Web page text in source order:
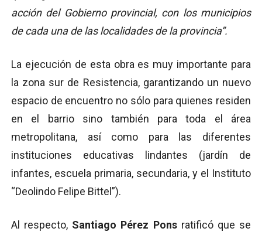
acción del Gobierno provincial, con los municipios
de cada una de las localidades de la provincia”.
La ejecución de esta obra es muy importante para
la zona sur de Resistencia, garantizando un nuevo
espacio de encuentro no sólo para quienes residen
en el barrio sino también para toda el área
metropolitana, así como para las diferentes
instituciones educativas lindantes (jardín de
infantes, escuela primaria, secundaria, y el Instituto
“Deolindo Felipe Bittel”).
Al respecto, Santiago Pérez Ponsratificó que se